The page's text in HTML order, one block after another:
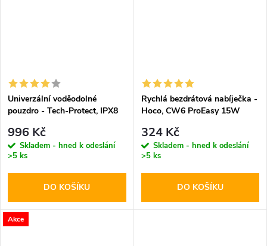
Univerzální voděodolné
pouzdro - Tech-Protect, IPX8
996 Kč
Skladem - hned k odeslání
>5 ks
DO KOŠÍKU
Rychlá bezdrátová nabíječka -
Hoco, CW6 ProEasy 15W
324 Kč
Skladem - hned k odeslání
>5 ks
DO KOŠÍKU
Akce